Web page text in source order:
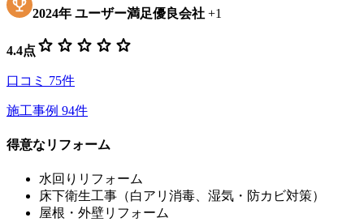
2024年 ユーザー満足優良会社 +1
4.4点 star star star star star
口コミ 75件
施工事例 94件
得意なリフォーム
水回りリフォーム
床下衛生工事（白アリ消毒、湿気・防カビ対策）
屋根・外壁リフォーム